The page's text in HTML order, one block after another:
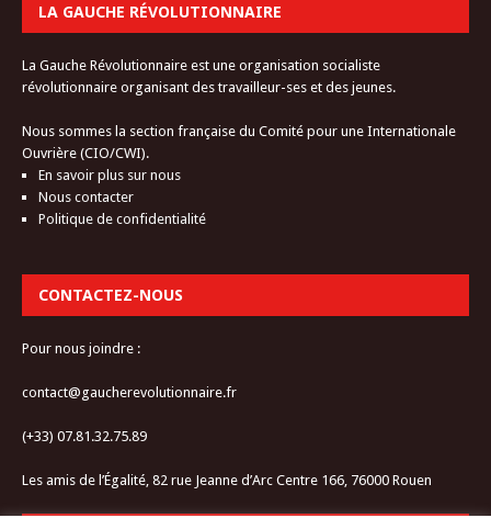
LA GAUCHE RÉVOLUTIONNAIRE
La Gauche Révolutionnaire est une organisation socialiste
révolutionnaire organisant des travailleur-ses et des jeunes.
Nous sommes la section française du Comité pour une Internationale
Ouvrière (CIO/CWI).
En savoir plus sur nous
Nous contacter
Politique de confidentialité
CONTACTEZ-NOUS
Pour nous joindre :
contact@gaucherevolutionnaire.fr
(+33) 07.81.32.75.89
Les amis de l’Égalité, 82 rue Jeanne d’Arc Centre 166, 76000 Rouen